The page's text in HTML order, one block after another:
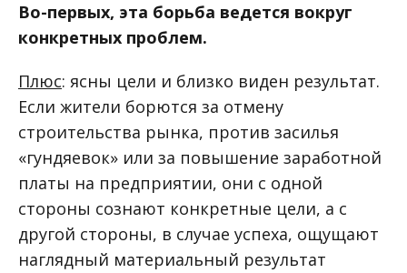
Во-первых, эта борьба ведется вокруг
конкретных проблем.
Плюс: ясны цели и близко виден результат.
Если жители борются за отмену
строительства рынка, против засилья
«гундяевок» или за повышение заработной
платы на предприятии, они с одной
стороны сознают конкретные цели, а с
другой стороны, в случае успеха, ощущают
наглядный материальный результат